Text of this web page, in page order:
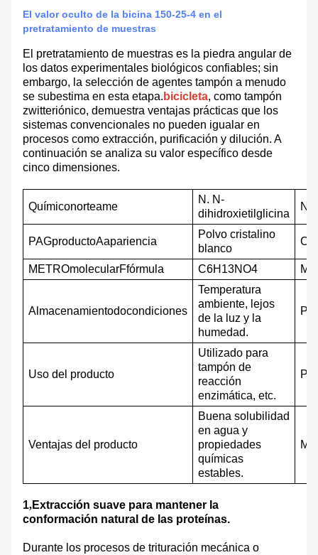
El valor oculto de la bicina 150-25-4 en el
pretratamiento de muestras
El pretratamiento de muestras es la piedra angular de
los datos experimentales biológicos confiables; sin
embargo, la selección de agentes tampón a menudo
se subestima en esta etapa. bicicleta, como tampón
zwitteriónico, demuestra ventajas prácticas que los
sistemas convencionales no pueden igualar en
procesos como extracción, purificación y dilución. A
continuación se analiza su valor específico desde
cinco dimensiones.
Químiconorteame
N. N-
dihidroxietilglicina
PAGproductoAapariencia
Polvo cristalino
blanco
METROmolecularFfórmula C6H13NO4
Almacenamientodocondiciones
Temperatura
ambiente, lejos
de la luz y la
humedad.
Uso del producto
Utilizado para
tampón de
reacción
enzimática, etc.
Ventajas del producto
Buena solubilidad
en agua y
propiedades
químicas
estables.
1,Extracción suave para mantener la
conformación natural de las proteínas.
Durante los procesos de trituración mecánica o